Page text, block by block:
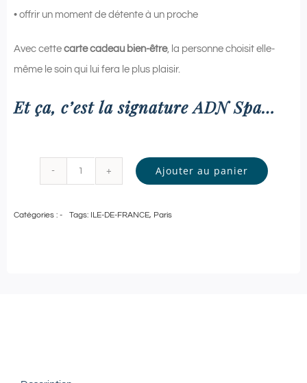
• offrir un moment de détente à un proche
Avec cette carte cadeau bien-être, la personne choisit elle-
même le soin qui lui fera le plus plaisir.
Et ça, c’est la signature ADN Spa…
Pass
Ajouter au panier
Catégories : - Tags: ILE-DE-FRANCE, Paris